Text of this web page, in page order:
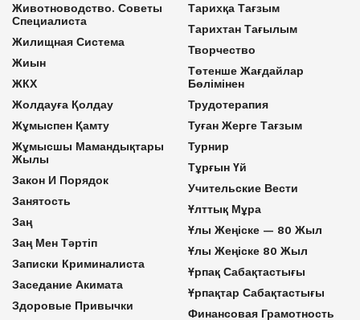
Животноводство. Советы
Специалиста
Жилищная Система
Жиын
ЖКХ
Жолдауға Қолдау
Жұмыспен Қамту
Жұмысшы Мамандықтары
Жылы
Закон И Порядок
Занятость
Заң
Заң Мен Тәртіп
Записки Криминалиста
Заседание Акимата
Здоровые Привычки
Тарихқа Тағзым
Тарихтан Тағылым
Творчество
Төтенше Жағдайлар
Бөлімінен
Трудотерапия
Туған Жерге Тағзым
Турнир
Тұрғын Үй
Учительские Вести
Ұлттық Мұра
Ұлы Жеңіске — 80 Жыл
Ұлы Жеңіске 80 Жыл
Ұрпақ Сабақтастығы
Ұрпақтар Сабақтастығы
Финансовая Грамотность